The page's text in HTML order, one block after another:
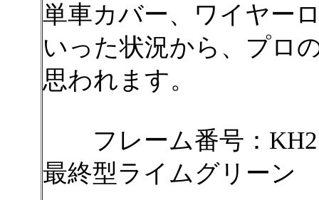
単車カバー、ワイヤー
いった状況から、プロ
思われます。
フレーム番号：
最終型ライムグリーン